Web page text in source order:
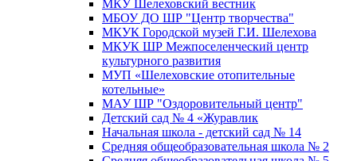
МКУ Шелеховский вестник
МБОУ ДО ШР "Центр творчества"
МКУК Городской музей Г.И. Шелехова
МКУК ШР Межпоселенческий центр
культурного развития
МУП «Шелеховские отопительные
котельные»
МАУ ШР "Оздоровительный центр"
Детский сад № 4 «Журавлик
Начальная школа - детский сад № 14
Средняя общеобразовательная школа № 2